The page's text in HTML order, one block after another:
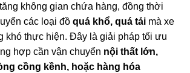
không gian chứa hàng, đồng thời
các loại đồquá khổ, quá tải mà xe
khó thực hiện. Đây là giải pháp tối ưu
hợp cần vận chuyển nội thất lớn,
cồng kềnh, hoặc hàng hóa